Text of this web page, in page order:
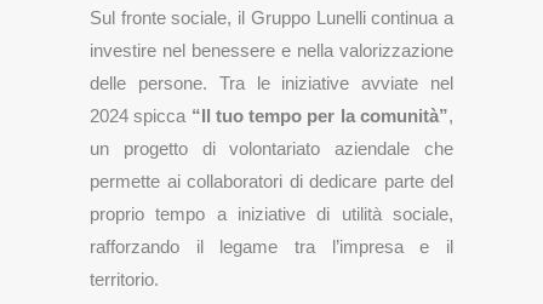
Sul fronte sociale, il Gruppo Lunelli continua a
investire nel benessere e nella valorizzazione
delle persone. Tra le iniziative avviate nel
2024 spicca “Il tuo tempo per la comunità”,
un progetto di volontariato aziendale che
permette ai collaboratori di dedicare parte del
proprio tempo a iniziative di utilità sociale,
rafforzando il legame tra l’impresa e il
territorio.